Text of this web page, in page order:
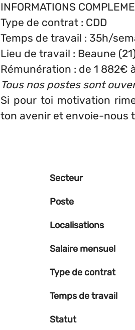
INFORMATIONS
Type de contrat : CDD
Temps de travail : 35h/
Lieu de travail : Beaune (21)
Rémunération : de 1 882€
Tous nos postes sont
Si pour toi motivation
ton avenir et envoie-nous
Secteur
Poste
Localisations
Salaire mensuel
Type de contrat
Temps de travail
Statut